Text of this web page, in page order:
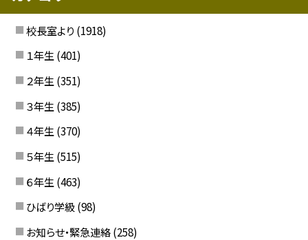
校長室より (1918)
１年生 (401)
２年生 (351)
３年生 (385)
４年生 (370)
５年生 (515)
６年生 (463)
ひばり学級 (98)
お知らせ・緊急連絡 (258)